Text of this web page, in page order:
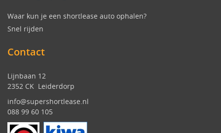
Waar kun je een shortlease auto ophalen?
Snel rijden
Contact
Lijnbaan 12
2352 CK Leiderdorp
info@supershortlease.nl
088 99 60 105